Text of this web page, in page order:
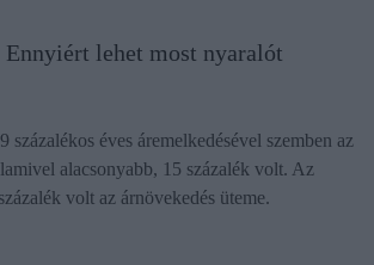
Ennyiért lehet most nyaralót
százalékos éves áremelkedésével szemben az
alacsonyabb, 15 százalék volt. Az
volt az árnövekedés üteme.